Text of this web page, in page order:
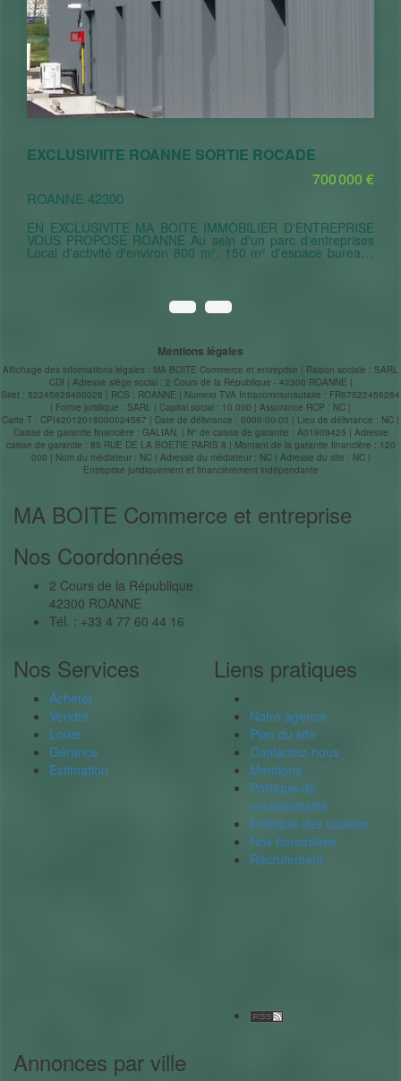
EXCLUSIVIITE ROANNE SORTIE ROCADE
700 000 €
ROANNE 42300
EN EXCLUSIVITE MA BOITE IMMOBILIER D'ENTREPRISE
VOUS PROPOSE ROANNE Au sein d'un parc d'entreprises
Local d'activité d'environ 800 m². 150 m² d'espace bureaux
totalement refaits à neufs / réfectoire /vestiaires / sanitaires
700 000 Eu Possibilité de reprise de parts de SCI
Mentions légales
Affichage des informations légales : MA BOITE Commerce et entreprise | Raison sociale : SARL
CDI | Adresse siège social : 2 Cours de la République - 42300 ROANNE |
Siret : 52245628400028 | RCS : ROANNE | Numero TVA Intracommunautaire : FR87522456284
| Forme juridique : SARL | Capital social : 10 000 | Assurance RCP : NC |
Carte T : CPI42012018000024567 | Date de délivrance : 0000-00-00 | Lieu de délivrance : NC |
Caisse de garantie financière : GALIAN. | N° de caisse de garantie : A01909425 | Adresse
caisse de garantie : 89 RUE DE LA BOETIE PARIS 8 | Montant de la garantie financière : 120
000 | Nom du médiateur : NC | Adresse du médiateur : NC | Adresse du site : NC |
Entreprise juridiquement et financièrement indépendante
MA BOITE Commerce et entreprise
Nos Coordonnées
2 Cours de la République
42300 ROANNE
Tél. : +33 4 77 60 44 16
Nos Services
Acheter
Vendre
Louer
Gérance
Estimation
Liens pratiques
Notre agence
Plan du site
Contactez-nous
Mentions
Politique de
confidentialité
Politique des cookies
Nos honoraires
Recrutement
Annonces par ville